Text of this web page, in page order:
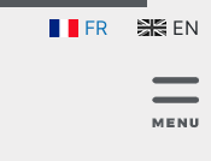
FR EN